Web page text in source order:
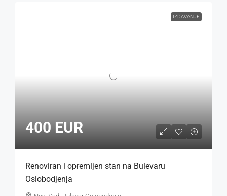
IZDAVANJE
400 EUR
Renoviran i opremljen stan na Bulevaru
Oslobodjenja